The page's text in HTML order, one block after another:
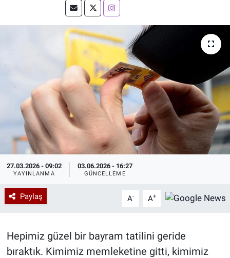
27.03.2026 - 09:02
YAYINLANMA
03.06.2026 - 16:27
GÜNCELLEME
Paylaş A- A+
​Hepimiz güzel bir bayram tatilini geride
bıraktık. Kimimiz memleketine gitti, kimimiz
Özel Haberler
Özel Haberler
Kadın
Erişim Bilgileri
Sağlık
Teknoloji
Ramazan
Haber Arşivi